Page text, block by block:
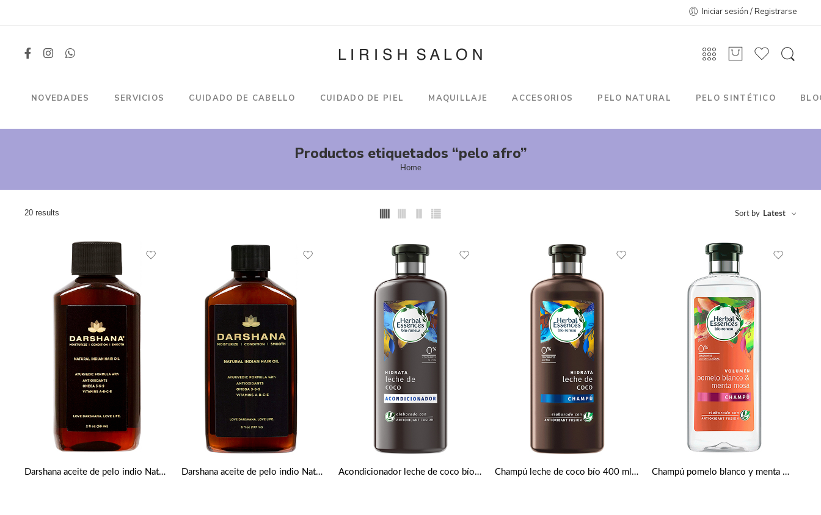
Iniciar sesión / Registrarse
NOVEDADES SERVICIOS CUIDADO DE CABELLO CUIDADO DE PIEL MAQUILLAJE ACCESORIOS PELO NATURAL PELO SINTÉTICO
Productos etiquetados “pelo afro”
Home
20 results Sort by Latest
Darshana aceite de pelo indio Natural 59ml Darshana aceite de pelo indio Natural 177ml Acondicionador leche de coco bío 400 ml de Herbal Essences Champú leche de coco bío 400 ml de Herbal Essences Champú pomelo blanco y menta mosa de Herbal Essences